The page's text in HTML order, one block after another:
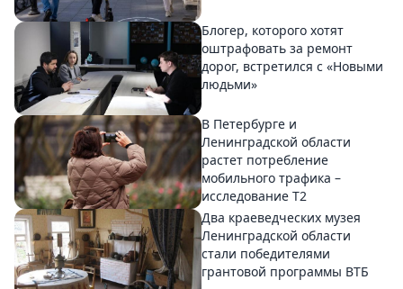
Блогер, которого хотят
оштрафовать за ремонт
дорог, встретился с «Новыми
людьми»
В Петербурге и
Ленинградской области
растет потребление
мобильного трафика –
исследование T2
Два краеведческих музея
Ленинградской области
стали победителями
грантовой программы ВТБ